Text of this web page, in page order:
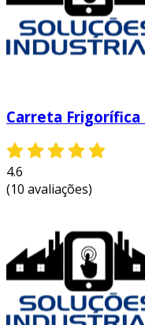
Carreta
4.6
(10 avaliações)